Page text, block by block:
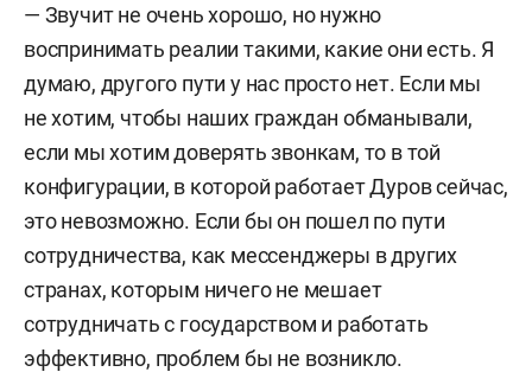
интернетом и электронными технологиями.
С 4 января 2016-го по 13 июня 2018 года —
советник президента РФ.
Член экспертной комиссии по вопросам
определения количества пользователей сайтов
или страниц сайтов в информационно-
телекоммуникационной сети интернет
федеральной службы по надзору в сфере связи,
информационных технологий и массовых
— Звучит не очень хорошо, но нужно
воспринимать реалии такими, какие они есть. Я
думаю, другого пути у нас просто нет. Если мы
не хотим, чтобы наших граждан обманывали,
если мы хотим доверять звонкам, то в той
конфигурации, в которой работает Дуров сейчас,
это невозможно. Если бы он пошел по пути
сотрудничества, как мессенджеры в других
странах, которым ничего не мешает
сотрудничать с государством и работать
эффективно, проблем бы не возникло.